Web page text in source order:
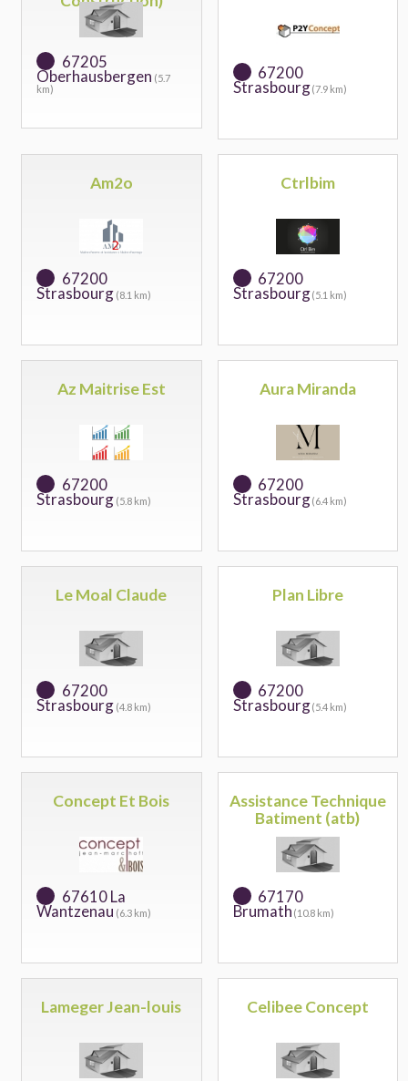
67205
Oberhausbergen (5.7
km)
67200
Strasbourg(7.9 km)
Am2o
67200
Strasbourg (8.1 km)
Ctrlbim
67200
Strasbourg(5.1 km)
Az Maitrise Est
67200
Strasbourg (5.8 km)
Aura Miranda
67200
Strasbourg(6.4 km)
Le Moal Claude
67200
Strasbourg (4.8 km)
Plan Libre
67200
Strasbourg(5.4 km)
Concept Et Bois
67610 La
Wantzenau (6.3 km)
Assistance Technique
Batiment (atb)
67170
Brumath (10.8 km)
Lameger Jean-louis Celibee Concept